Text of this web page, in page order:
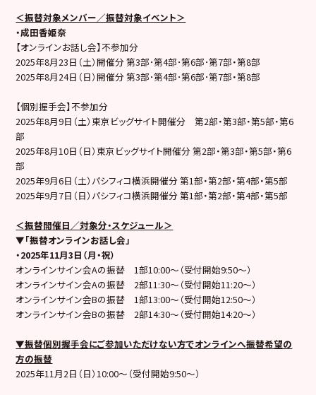
＜振替対象メンバー／振替対象イベント＞
・成田香姫奈
【オンラインお話し会】不参加分
2025年8月23日（土）開催分 第3部･第4部･第6部･第7部・第8部
2025年8月24日（日）開催分 第3部･第4部･第6部･第7部・第8部
【個別握手会】不参加分
2025年8月9日（土）東京ビッグサイト開催分 第2部・第3部・第5部・第6
部
2025年8月10日（日）東京ビッグサイト開催分 第2部・第3部・第5部・第6
部
2025年9月6日（土）パシフィコ横浜開催分 第1部・第2部・第4部・第5部
2025年9月7日（日）パシフィコ横浜開催分 第1部・第2部・第4部・第5部
＜振替開催日／対象分・スケジュール＞
▼「振替オンラインお話し会」
・2025年11月3日（月・祝）
オンラインサイン会Aの振替 1部10:00〜（受付開始9:50〜）
オンラインサイン会Aの振替 2部11:30〜（受付開始11:20〜）
オンラインサイン会Bの振替 1部13:00〜（受付開始12:50〜）
オンラインサイン会Bの振替 2部14:30〜（受付開始14:20〜）
▼振替個別握手会にご参加いただけない方でオンラインへ振替希望の
方の振替
2025年11月2日（日）10:00〜（受付開始9:50～）